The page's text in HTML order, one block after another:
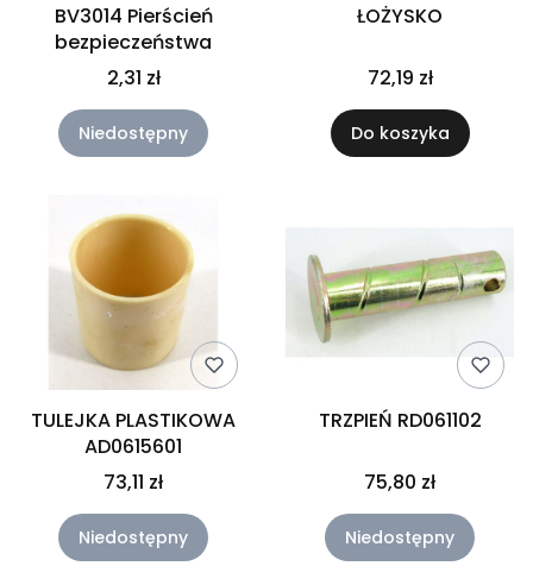
BV3014 Pierścień
bezpieczeństwa
2,31 zł
Niedostępny
ŁOŻYSKO
72,19 zł
Do koszyka
TULEJKA PLASTIKOWA
AD0615601
73,11 zł
Niedostępny
TRZPIEŃ RD061102
75,80 zł
Niedostępny